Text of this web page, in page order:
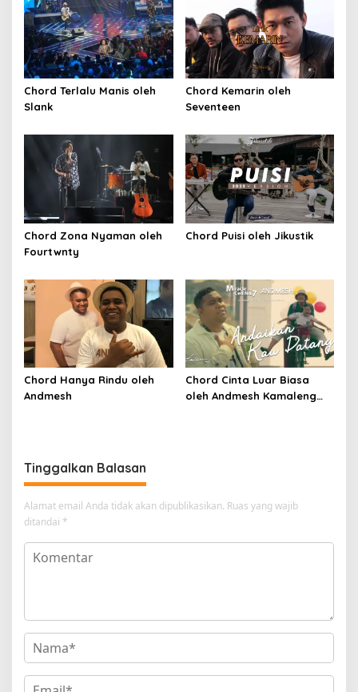
Chord Terlalu Manis oleh
Slank
Chord Kemarin oleh
Seventeen
Chord Zona Nyaman oleh
Fourtwnty
Chord Puisi oleh Jikustik
Chord Hanya Rindu oleh
Andmesh
Chord Cinta Luar Biasa
oleh Andmesh Kamaleng
Tinggalkan Balasan
Alamat email Anda tidak akan dipublikasikan. Ruas yang wajib
ditandai *